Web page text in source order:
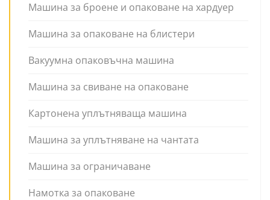
Машина за броене и опаковане на хардуер
Машина за опаковане на блистери
Вакуумна опаковъчна машина
Машина за свиване на опаковане
Картонена уплътняваща машина
Машина за уплътняване на чантата
Машина за ограничаване
Намотка за опаковане